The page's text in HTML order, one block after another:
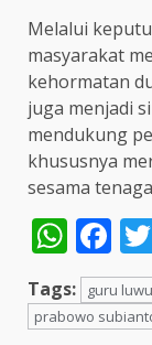
Melalui
masyarakat
kehormatan
juga menjadi
mendukung
khususnya
sesama
Tags: guru
prabowo